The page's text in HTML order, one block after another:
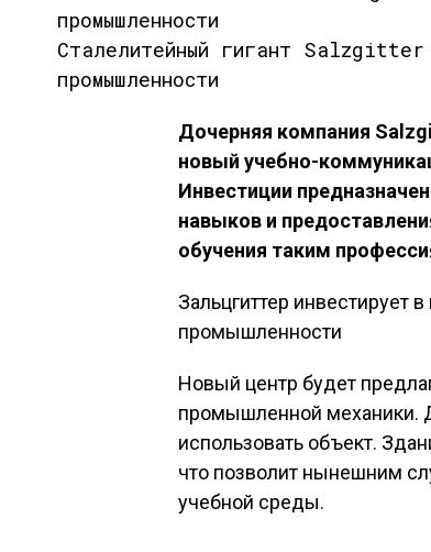
Сталелитейный гигант Salzgitter
промышленности
Дочерняя компания
новый учебно-
Инвестиции
навыков и
обучения таким
Зальцгиттер инвестирует
промышленности
Новый центр будет
промышленной механики.
использовать объект.
что позволит нынешним
учебной среды.